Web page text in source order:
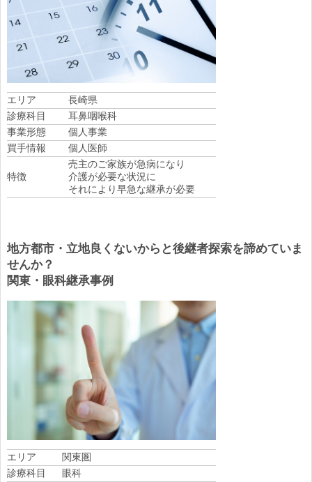
エリア
長崎県
診療科目
耳鼻咽喉科
事業形態
個人事業
買手情報
個人医師
特徴
売主のご家族が急病になり
介護が必要な状況に
それにより早急な継承が必要
地方都市・立地良くないからと後継者探索を諦めていま
せんか？
関東・眼科継承事例
エリア
関東圏
診療科目
眼科